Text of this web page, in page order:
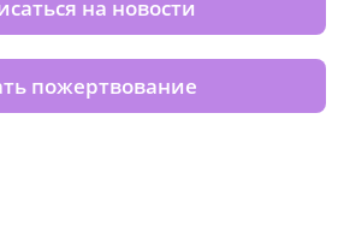
на новости
пожертвование